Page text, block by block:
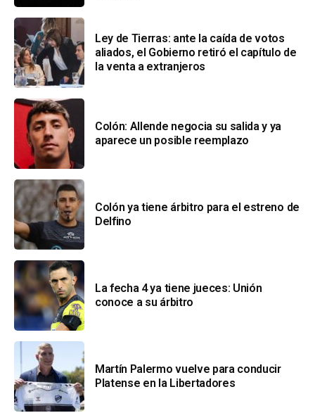
Ley de Tierras: ante la caída de votos
aliados, el Gobierno retiró el capítulo de
la venta a extranjeros
Colón: Allende negocia su salida y ya
aparece un posible reemplazo
Colón ya tiene árbitro para el estreno de
Delfino
La fecha 4 ya tiene jueces: Unión
conoce a su árbitro
Martín Palermo vuelve para conducir
Platense en la Libertadores